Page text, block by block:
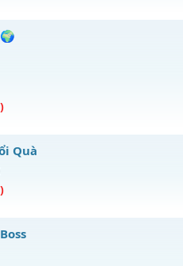
muhoalong
Quà